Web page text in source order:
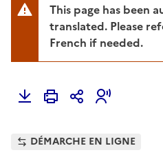
This page has been automatically
translated. Please
French if needed.
DÉMARCHE EN LIGNE